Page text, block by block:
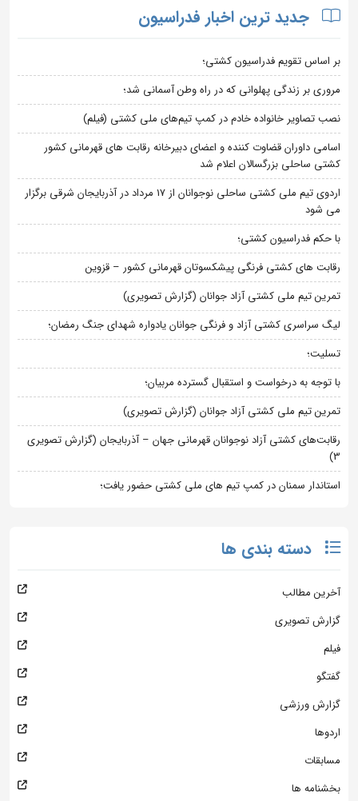
جدید ترین اخبار فدراسیون
بر اساس تقویم فدراسیون کشتی؛
مروری بر زندگی پهلوانی که در راه وطن آسمانی شد؛
نصب تصاویر خانواده خادم در کمپ تیم‌های ملی کشتی (فیلم)
اسامی داوران قضاوت کننده و اعضای دبیرخانه رقابت های قهرمانی کشور
کشتی ساحلی بزرگسالان اعلام شد
اردوی تیم ملی کشتی ساحلی نوجوانان از 17 مرداد در آذربایجان شرقی برگزار
می شود
با حکم فدراسیون کشتی؛
رقابت های کشتی فرنگی پیشکسوتان قهرمانی کشور – قزوین
تمرین تیم ملی کشتی آزاد جوانان (گزارش تصویری)
لیگ سراسری کشتی آزاد و فرنگی جوانان یادواره شهدای جنگ رمضان؛
تسلیت؛
با توجه به درخواست و استقبال گسترده مربیان؛
تمرین تیم ملی کشتی آزاد جوانان (گزارش تصویری)
رقابت‌های کشتی آزاد نوجوانان قهرمانی جهان – آذربایجان (گزارش تصویری
3)
استاندار سمنان در کمپ تیم های ملی کشتی حضور یافت؛
دسته بندی ها
آخرین مطالب
گزارش تصویری
فیلم
گفتگو
گزارش ورزشی
اردوها
مسابقات
بخشنامه ها